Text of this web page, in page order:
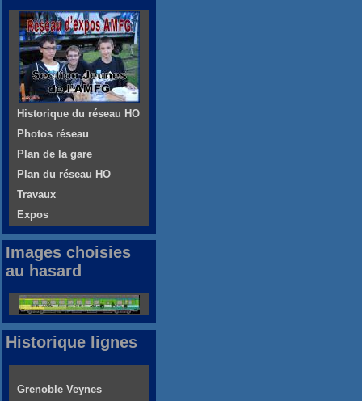
Historique du réseau HO
Photos réseau
Plan de la gare
Plan du réseau HO
Travaux
Expos
Images choisies
au hasard
Historique lignes
Grenoble Veynes